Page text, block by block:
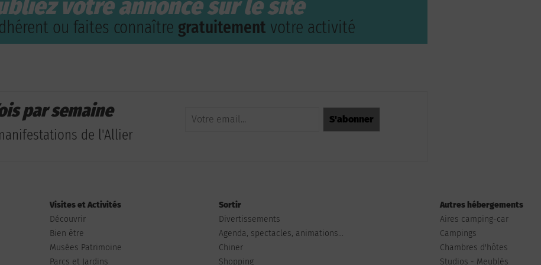
votre annonce sur le site
ou faites connaître gratuitement votre activité
par semaine
de l'Allier
Visites et Activités
Découvrir
Bien être
Musées Patrimoine
Parcs et Jardins
Sortir
Divertissements
Agenda, spectacles, animations...
Chiner
Shopping
Autres hébergements
Aires camping-car
Campings
Chambres d'hôtes
Studios - Meublés